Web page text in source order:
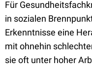
Für
in sozialen
Erkenntnisse eine
mit ohnehin
sie oft unter hoher